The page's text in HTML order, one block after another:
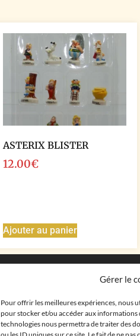
Gérer le
Pour offrir les meilleures expériences, nous
pour stocker et/ou accéder aux informations
technologies nous permettra de traiter des
ASTERIX BLISTER
12.00€
Ajouter au panier
Email :